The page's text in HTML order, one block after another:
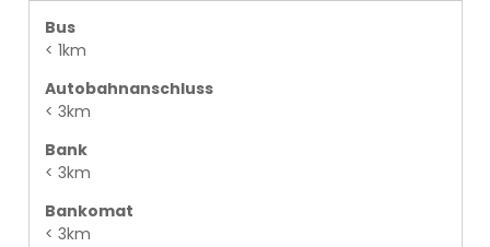
Bus
< 1km
Autobahnanschluss
< 3km
Bank
< 3km
Bankomat
< 3km